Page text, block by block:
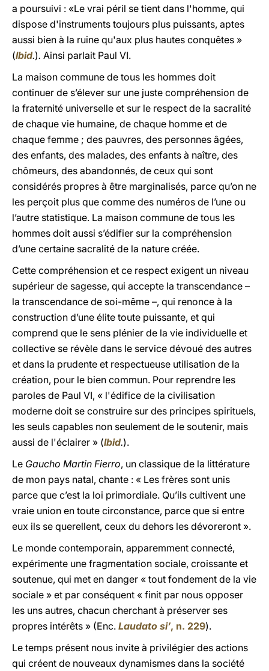
a poursuivi : «Le vrai péril se tient dans l'homme, qui
dispose d'instruments toujours plus puissants, aptes
aussi bien à la ruine qu'aux plus hautes conquêtes »
(Ibid.). Ainsi parlait Paul VI.
La maison commune de tous les hommes doit
continuer de s’élever sur une juste compréhension de
la fraternité universelle et sur le respect de la sacralité
de chaque vie humaine, de chaque homme et de
chaque femme ; des pauvres, des personnes âgées,
des enfants, des malades, des enfants à naître, des
chômeurs, des abandonnés, de ceux qui sont
considérés propres à être marginalisés, parce qu’on ne
les perçoit plus que comme des numéros de l’une ou
l’autre statistique. La maison commune de tous les
hommes doit aussi s’édifier sur la compréhension
d’une certaine sacralité de la nature créée.
Cette compréhension et ce respect exigent un niveau
supérieur de sagesse, qui accepte la transcendance –
la transcendance de soi-même –, qui renonce à la
construction d’une élite toute puissante, et qui
comprend que le sens plénier de la vie individuelle et
collective se révèle dans le service dévoué des autres
et dans la prudente et respectueuse utilisation de la
création, pour le bien commun. Pour reprendre les
paroles de Paul VI, « l'édifice de la civilisation
moderne doit se construire sur des principes spirituels,
les seuls capables non seulement de le soutenir, mais
aussi de l'éclairer » (Ibid.).
Le Gaucho Martin Fierro, un classique de la littérature
de mon pays natal, chante : « Les frères sont unis
parce que c’est la loi primordiale. Qu’ils cultivent une
vraie union en toute circonstance, parce que si entre
eux ils se querellent, ceux du dehors les dévoreront ».
Le monde contemporain, apparemment connecté,
expérimente une fragmentation sociale, croissante et
soutenue, qui met en danger « tout fondement de la vie
sociale » et par conséquent « finit par nous opposer
les uns autres, chacun cherchant à préserver ses
propres intérêts » (Enc. Laudato si’, n. 229).
Le temps présent nous invite à privilégier des actions
qui créent de nouveaux dynamismes dans la société